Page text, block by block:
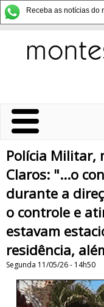
Receba as notícias do
Polícia Militar,
Claros: "...o
durante a
o controle e
estavam
residência,
Segunda 11/05/26 - 14h50